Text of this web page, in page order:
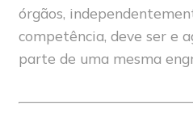
órgãos,
competência, deve ser e
parte de uma mesma